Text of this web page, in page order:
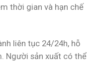
thời gian và hạn chế
liên tục 24/24h, hỗ
Người sản xuất có thể